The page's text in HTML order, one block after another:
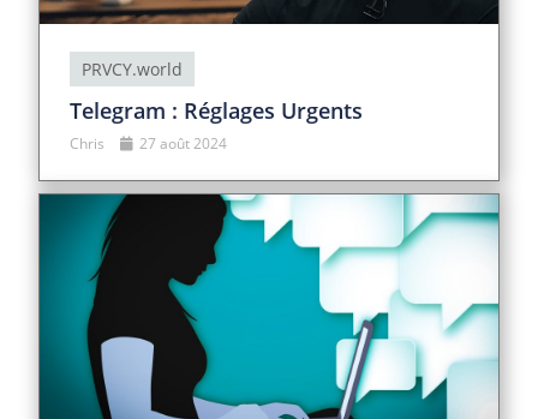
PRVCY.world
Telegram : Réglages Urgents
Chris 27 août 2024